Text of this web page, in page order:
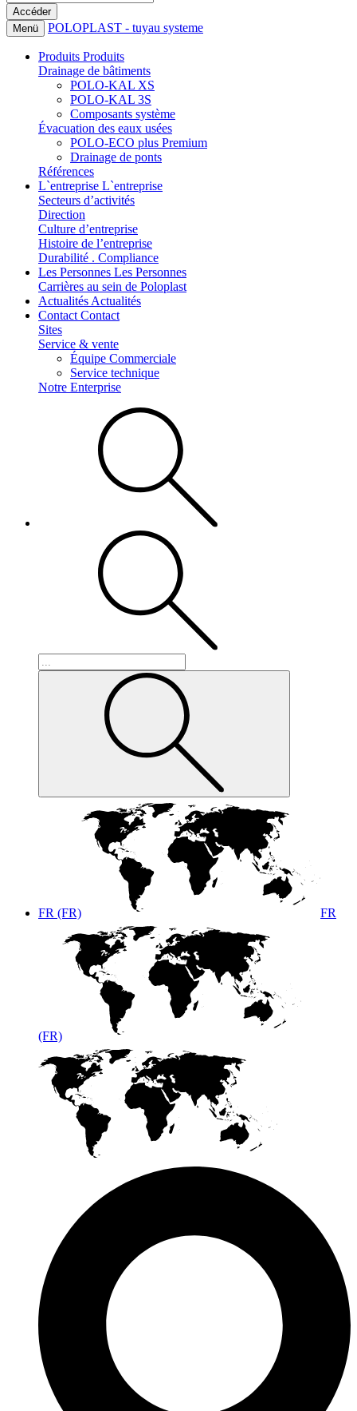
Menü POLOPLAST - tuyau systeme
Produits Produits
Drainage de bâtiments
POLO-KAL XS
POLO-KAL 3S
Composants système
Évacuation des eaux usées
POLO-ECO plus Premium
Drainage de ponts
Références
L`entreprise L`entreprise
Secteurs d’activités
Direction
Culture d’entreprise
Histoire de l’entreprise
Durabilité . Compliance
Les Personnes Les Personnes
Carrières au sein de Poloplast
Actualités Actualités
Contact Contact
Sites
Service & vente
Équipe Commerciale
Service technique
Notre Enterprise
FR (FR) FR
(FR)